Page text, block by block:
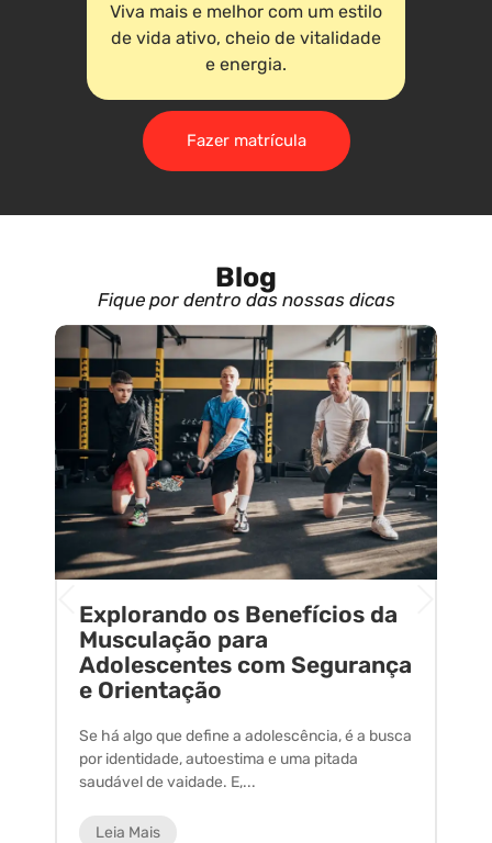
Viva mais e melhor com um estilo
de vida ativo, cheio de vitalidade
e energia.
Fazer matrícula
Blog
Fique por dentro das nossas dicas
Explorando os Benefícios da
Musculação para
Adolescentes com Segurança
e Orientação
Se há algo que define a adolescência, é a busca
por identidade, autoestima e uma pitada
saudável de vaidade. E,...
Leia Mais